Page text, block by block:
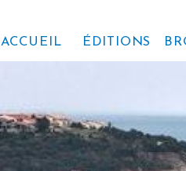
ACCUEIL ÉDITIONS